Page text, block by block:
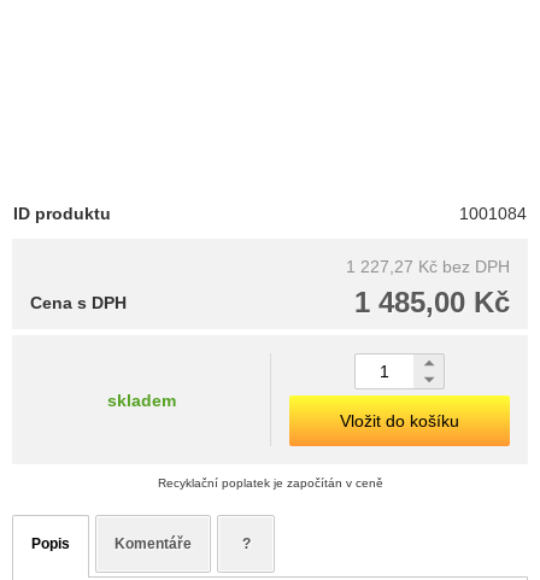
ID produktu 1001084
1 227,27 Kč bez DPH
1 485,00 Kč
Cena s DPH
skladem
Vložit do košíku
Recyklační poplatek je započítán v ceně
Popis Komentáře ?